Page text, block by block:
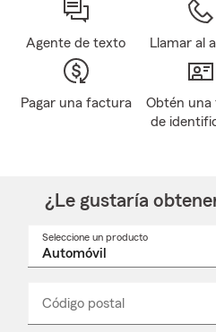
Agente de texto Llamar al
Pagar una factura
Obtén una
de
¿Le gustaría
Seleccione un producto
desplegable
Código postal
_____